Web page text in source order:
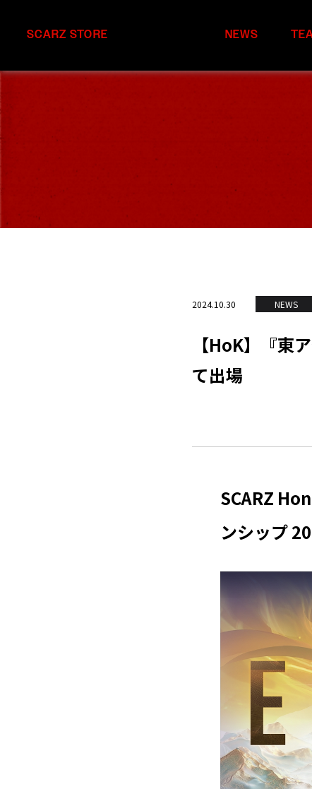
SCARZ STORE NEWS
2024.10.30 NEWS
【HoK】『東
て出場
SCARZ
ンシップ